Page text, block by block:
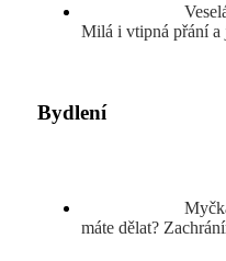
Milá i vtipná přání a
Bydlení
máte dělat?